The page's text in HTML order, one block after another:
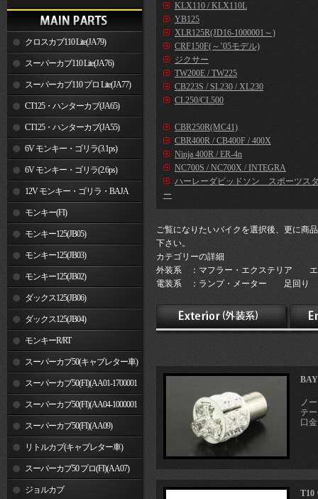
クロスカブ110 Lite(JA79)
スーパーカブ110 Lite(JA76)
スーパーカブ110 プロ Lite(JA77)
CT125・ハンターカブ(JA65)
CT125・ハンターカブ(JA55)
6V モンキー・ゴリラ(3.1ps)
6V モンキー・ゴリラ(2.6ps)
12V モンキー・ゴリラ・BAJA
モンキー(FI)
モンキー125(JB05)
モンキー125(JB03)
モンキー125(JB02)
ダックス125(JB06)
ダックス125(JB04)
モンキーR/RT
スーパーカブ50(キャブレター車)
スーパーカブ50(FI)(AA01-1700001
～) スーパーカブ50(FI)(AA04-1000001
～) スーパーカブ50(FI)(AA09)
リトルカブ(キャブレター車)
スーパーカブ50 プロ(FI)(AA07)
ジョルカブ
KLX110 / KLX110L
YB125
XLR125R(JD16-1000001～)
CRF150F(～’05モデル)
ジクサー
TW200E / TW225
CB223S / SL230 / XL230
CL250/CL500
CBR250R(MC41)
CBR400R / CB400F / 400X
Ninja 400R / ER-4n
NC700S / NC700X / INTEGRA
ハーレーダビッドソン スポーツス
ー
ご覧になりたいバイクを選択後、更に商
下さい。
カテゴリーの詳細
外装系 ：マフラー・エクステリア エ
電装系 ：ランプ・メーター 足回り
ノ
テ
口
T10